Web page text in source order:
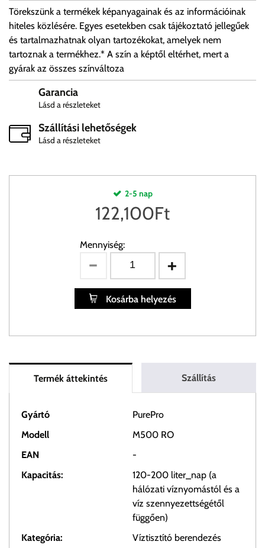
Törekszünk a termékek képanyagainak és az információinak
hiteles közlésére. Egyes esetekben csak tájékoztató jellegűek
és tartalmazhatnak olyan tartozékokat, amelyek nem
tartoznak a termékhez.* A szín a képtől eltérhet, mert a
gyárak az összes színváltoza
Garancia
Lásd a részleteket
Szállítási lehetőségek
Lásd a részleteket
2-5 nap
122,100Ft
Mennyiség:
Kosárba helyezés
Termék áttekintés Szállítás
Gyártó
PurePro
Modell
M500 RO
EAN
-
Kapacitás:
120-200 liter_nap (a
hálózati víznyomástól és a
víz szennyezettségétől
függően)
Kategória:
Víztisztító berendezés